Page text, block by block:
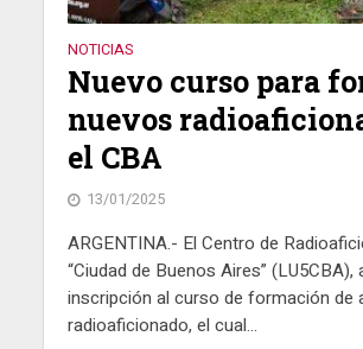
NOTICIAS
Nuevo curso para
nuevos
el CBA
13/01/2025
ARGENTINA.- El Centro de
“Ciudad de Buenos Aires” (LU5CBA),
inscripción al curso de formación de
radioaficionado, el cual...